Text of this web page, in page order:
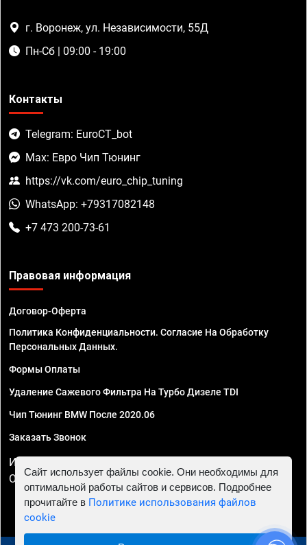
г. Воронеж, ул. Независимости, 55Д
Пн-Сб | 09:00 - 19:00
Контакты
Telegram: EuroCT_bot
Max: Евро Чип Тюнинг
https://vk.com/euro_chip_tuning
WhatsApp: +79317082148
+7 473 200-73-61
Правовая информация
Договор-Оферта
Политика Конфиденциальности. Согласие На Обработку
Персональных Данных.
Формы Оплаты
Удаление Сажевого Фильтра На Турбо Дизеле TDI
Чип Тюнинг BMW После 2020.06
Заказать Звонок
ИП Смирнов Георгий Павлович. ИНН 781302555843,
ОГРНИП 324470400032610
Сайт использует файлы cookie. Они необходимы для
оптимальной работы сайтов и сервисов. Подробнее
прочитайте в Политике использования файлов
cookie